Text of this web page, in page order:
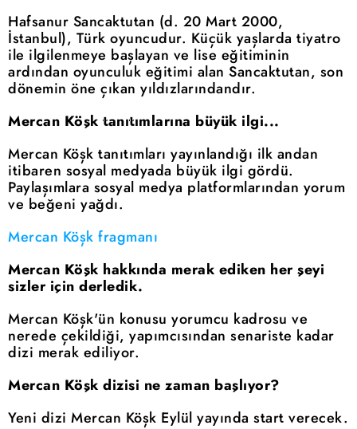
Hafsanur Sancaktutan (d. 20 Mart 2000,
İstanbul), Türk oyuncudur. Küçük yaşlarda tiyatro
ile ilgilenmeye başlayan ve lise eğitiminin
ardından oyunculuk eğitimi alan Sancaktutan, son
dönemin öne çıkan yıldızlarındandır.
Mercan Köşk tanıtımlarına büyük ilgi...
Mercan Köşk tanıtımları yayınlandığı ilk andan
itibaren sosyal medyada büyük ilgi gördü.
Paylaşımlara sosyal medya platformlarından yorum
ve beğeni yağdı.
Mercan Köşk fragmanı
Mercan Köşk hakkında merak ediken her şeyi
sizler için derledik.
Mercan Köşk'ün konusu yorumcu kadrosu ve
nerede çekildiği, yapımcısından senariste kadar
dizi merak ediliyor.
Mercan Köşk dizisi ne zaman başlıyor?
Yeni dizi Mercan Köşk Eylül yayında start verecek.